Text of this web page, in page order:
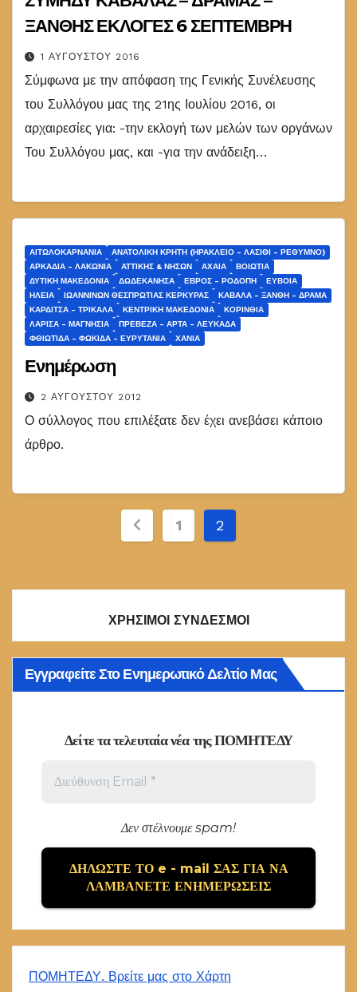
ΞΑΝΘΗΣ ΕΚΛΟΓΕΣ 6 ΣΕΠΤΕΜΒΡΗ
1 ΑΥΓΟΎΣΤΟΥ 2016
Σύμφωνα με την απόφαση της Γενικής Συνέλευσης
του Συλλόγου μας της 21ης Ιουλίου 2016, οι
αρχαιρεσίες για: -την εκλογή των μελών των οργάνων
Του Συλλόγου μας, και -για την ανάδειξη…
ΑΙΤΩΛΟΚΑΡΝΑΝΊΑ
ΑΝΑΤΟΛΙΚΉ ΚΡΉΤΗ (ΗΡΆΚΛΕΙΟ - ΛΑΣΊΘΙ - ΡΈΘΥΜΝΟ)
ΑΡΚΑΔΊΑ - ΛΑΚΩΝΊΑ
ΑΤΤΙΚΉΣ & ΝΉΣΩΝ ΑΧΑΊΑ
ΒΟΙΩΤΊΑ
ΔΥΤΙΚΉ ΜΑΚΕΔΟΝΊΑ
ΔΩΔΕΚΆΝΗΣΑ ΈΒΡΟΣ - ΡΟΔΌΠΗ
ΕΎΒΟΙΑ
ΗΛΕΊΑ
ΙΩΑΝΝΊΝΩΝ ΘΕΣΠΡΩΤΊΑΣ ΚΈΡΚΥΡΑΣ
ΚΑΒΆΛΑ - ΞΆΝΘΗ - ΔΡΆΜΑ
ΚΑΡΔΊΤΣΑ - ΤΡΊΚΑΛΑ
ΚΕΝΤΡΙΚΉ ΜΑΚΕΔΟΝΊΑ
ΚΟΡΙΝΘΊΑ
ΛΆΡΙΣΑ - ΜΑΓΝΗΣΊΑ
ΠΡΈΒΕΖΑ - ΆΡΤΑ - ΛΕΥΚΆΔΑ
ΦΘΙΏΤΙΔΑ - ΦΩΚΊΔΑ - ΕΥΡΥΤΑΝΊΑ
ΧΑΝΙΆ
Ενημέρωση
2 ΑΥΓΟΎΣΤΟΥ 2012
Ο σύλλογος που επιλέξατε δεν έχει ανεβάσει κάποιο
άρθρο.
Σελιδοποίηση
1 2
ΧΡΗΣΙΜΟΙ ΣΥΝΔΕΣΜΟΙ
Εγγραφείτε Στο Ενημερωτικό Δελτίο Μας
Δείτε τα τελευταία νέα της ΠΟΜΗΤΕΔΥ
Δεν στέλνουμε spam!
ΠΟΜΗΤΕΔΥ. Βρείτε μας στο Χάρτη